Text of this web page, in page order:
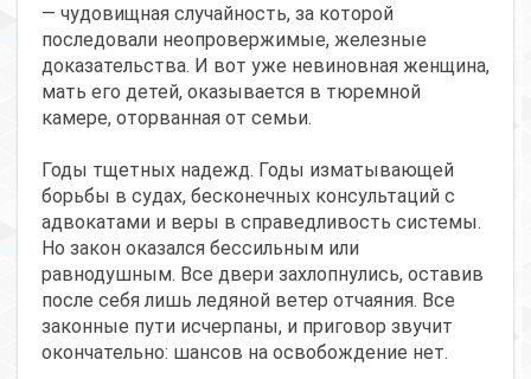
— чудовищная случайность, за которой
последовали неопровержимые, железные
доказательства. И вот уже невиновная женщина,
мать его детей, оказывается в тюремной
камере, оторванная от семьи.
Годы тщетных надежд. Годы изматывающей
борьбы в судах, бесконечных консультаций с
адвокатами и веры в справедливость системы.
Но закон оказался бессильным или
равнодушным. Все двери захлопнулись, оставив
после себя лишь ледяной ветер отчаяния. Все
законные пути исчерпаны, и приговор звучит
окончательно: шансов на освобождение нет.